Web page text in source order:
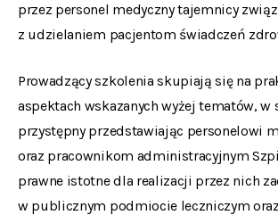
przez personel medyczny tajemnicy
z udzielaniem pacjentom świadczeń
Prowadzący szkolenia skupiają się na
aspektach wskazanych wyżej tematów, w
przystępny przedstawiając personelowi
oraz pracownikom administracyjnym
prawne istotne dla realizacji przez nich
w publicznym podmiocie leczniczym